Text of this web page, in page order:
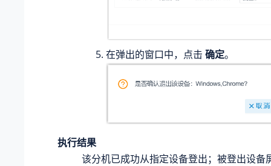
在弹出的窗口中，点击 确定。
执行结果
该分机已成功从指定设备登出；被登出设备